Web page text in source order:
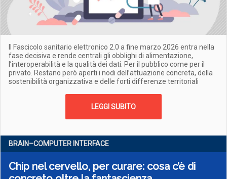
Il Fascicolo sanitario elettronico 2.0 a fine marzo 2026 entra nella
fase decisiva e rende centrali gli obblighi di alimentazione,
l’interoperabilità e la qualità dei dati. Per il pubblico come per il
privato. Restano però aperti i nodi dell’attuazione concreta, della
sostenibilità organizzativa e delle forti differenze territoriali
LEGGI SUBITO
BRAIN–COMPUTER INTERFACE
Chip nel cervello, per curare: cosa c’è di